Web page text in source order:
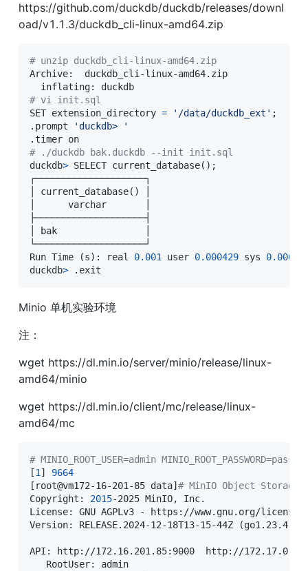
https://github.com/duckdb/duckdb/releases/downl
oad/v1.1.3/duckdb_cli-linux-amd64.zip
# unzip duckdb_cli-linux-amd64.zip
Archive:  duckdb_cli-linux-amd64.zip
# vi init.sql
SET extension_directory = '/data/duckdb_ext' ;
.prompt
'duckdb> '
# ./duckdb bak.duckdb --init init.sql
duckdb> SELECT current_database( ) ;
┌────────────────────┐
│ current_database( )
│      varchar       │
├────────────────────┤
│ bak                │
└────────────────────┘
Run Time
(s) : real 0.001 user 0.000429 sys
duckdb> .exit
Minio 单机实验环境
注：
wget https://dl.min.io/server/minio/release/linux-
amd64/minio
wget https://dl.min.io/client/mc/release/linux-
amd64/mc
# MINIO_ROOT_USER=admin
[1 ]
9664
[ root@vm172-16-201-85 data] # MinIO Object Storage
Copyright: 2015-2025 MinIO, Inc.
License: GNU AGPLv3 - https://www.gnu.org/
Version: RELEASE.2024-12-18T13-15-44Z
(go1.23.4
API: http://172.16.201.85:9000  http://
   RootUser: admin